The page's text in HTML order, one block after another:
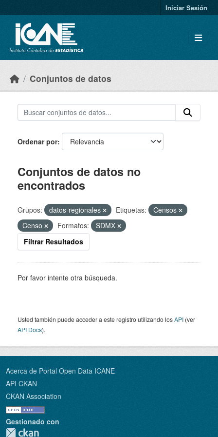
Iniciar Sesión
Conjuntos de datos
Ordenar por
Conjuntos de datos no
encontrados
Grupos: datos-regionales Etiquetas:
Censos
Censo
Formatos:
SDMX
Filtrar Resultados
Por favor intente otra búsqueda.
Usted también puede acceder a este registro utilizando losAPI (ver
API Docs).
Acerca de Portal Open Data ICANE
API CKAN
CKAN Association
Gestionado con